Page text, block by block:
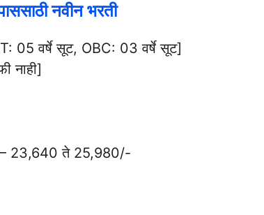
नवीन भरती
05 वर्षे सूट, OBC: 03 वर्षे सूट]
नाही]
– 23,640 ते 25,980/-